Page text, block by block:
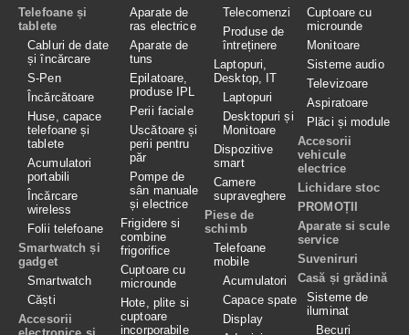
Telefoane și
tablete
Cabluri de date
și încărcare
S-Pen
Încărcătoare
Huse, capace
telefoane și
tablete
Acumulatori
portabili
Încărcare
wireless
Folii telefoane
Smartwatch și
gadget
Smartwatch
Căști
Accesorii
Aparate de
ras electrice
Aparate de
tuns
Epilatoare,
produse IPL
Perii faciale
Uscătoare și
perii pentru
păr
Pompe de
sân manuale
și electrice
Frigidere si
combine
frigorifice
Cuptoare cu
microunde
Hote, plite si
cuptoare
incorporabile
Telecomenzi
Produse de
întreținere
Laptopuri,
Desktop, IT
Laptopuri
Desktopuri și
Monitoare
Dispozitive
smart
Camere
supraveghere
Piese de
schimb
Telefoane
mobile
Acumulatori
Capace spate
Display
Cuptoare cu
microunde
Monitoare
Sisteme audio
Televizoare
Aspiratoare
Plăci și module
Accesorii
vehicule
electrice
Lichidare stoc
PROMOȚII
Aparate si scule
service
Suveniruri
Casă și grădină
Sisteme de
iluminat
Becuri